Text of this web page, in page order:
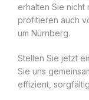
erhalten Sie nicht
profitieren auch
um Nürnberg.
Stellen Sie jetzt
Sie uns
effizient,